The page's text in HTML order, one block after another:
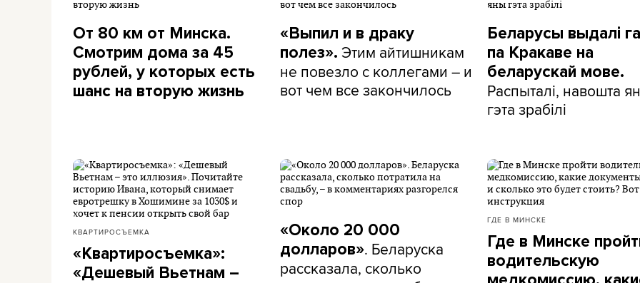
От 80 км от Минска.
Смотрим дома за 45
рублей, у которых есть
шанс на вторую жизнь
«Выпил и в драку
полез». Этим айтишникам
не повезло с коллегами – и
вот чем все закончилось
Беларусы выдалі
па Кракаве на
беларускай мове.
Распыталі, навошта
гэта зрабілі
КВАРТИРОСЪЕМКА
«Квартиросъемка»:
«Дешевый Вьетнам –
«Около 20 000
долларов». Беларуска
рассказала, сколько
ГДЕ В МИНСКЕ
Где в Минске
водительскую